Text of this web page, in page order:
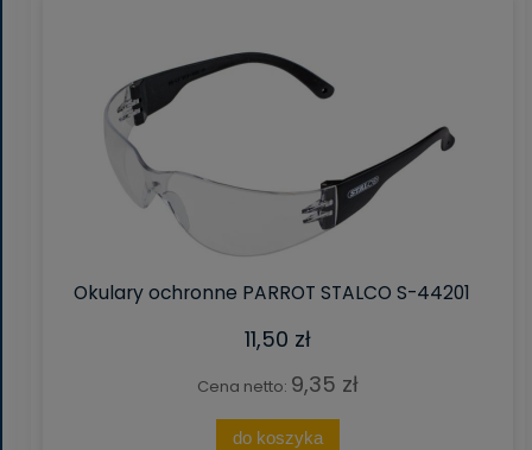
Okulary ochronne PARROT STALCO S-44201
11,50 zł
Cena netto: 9,35 zł
do koszyka